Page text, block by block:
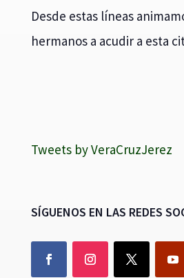
Desde estas líneas
hermanos a acudir a esta
Tweets by VeraCruzJerez
SÍGUENOS EN LAS REDES